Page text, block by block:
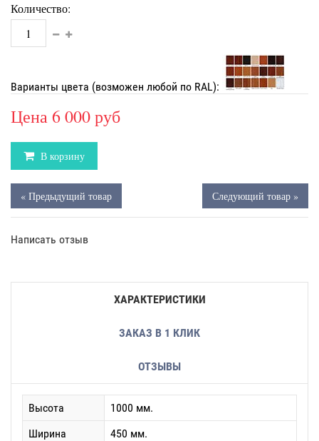
Количество:
Варианты цвета (возможен любой по RAL):
Цена6 000 руб
В корзину
« Предыдущий товар Следующий товар »
Написать отзыв
ХАРАКТЕРИСТИКИ
ЗАКАЗ В 1 КЛИК
ОТЗЫВЫ
Высота
1000 мм.
Ширина
450 мм.